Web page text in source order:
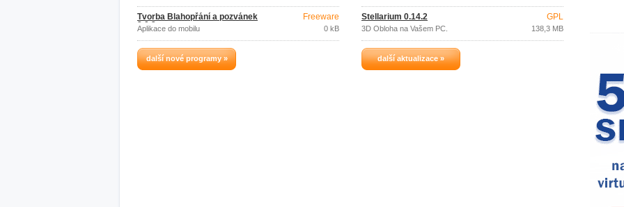
Tvorba Blahopřání a pozvánek
2.0.2
Aplikace do mobilu
Freeware
0 kB
další nové programy »
Stellarium 0.14.2
3D Obloha na Vašem PC.
GPL
138,3 MB
další aktualizace »